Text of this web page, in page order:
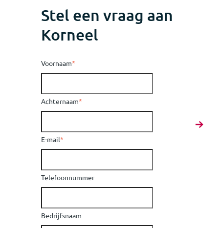
Stel een vraag aan
Korneel
Voornaam*
Achternaam*
E-mail*
Telefoonnummer
Bedrijfsnaam